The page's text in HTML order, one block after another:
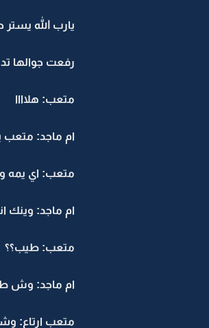
يارب الله
رفعت جوالها
متعب: هلاااا
ام ماجد: متعب
متعب: اي يمه
ام ماجد: وينك
متعب: طيب؟؟
ام ماجد: وش
متعب ارتاع: